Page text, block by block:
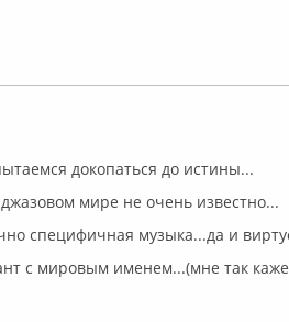
докопаться до истины...
мире не очень известно...
специфичная музыка...да и
с мировым именем...(мне так